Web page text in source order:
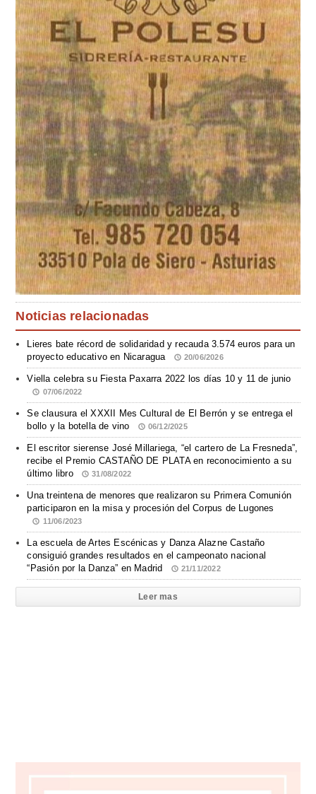
Noticias relacionadas
Lieres bate récord de solidaridad y recauda 3.574 euros para un
proyecto educativo en Nicaragua
20/06/2026
Viella celebra su Fiesta Paxarra 2022 los días 10 y 11 de junio
07/06/2022
Se clausura el XXXII Mes Cultural de El Berrón y se entrega el
bollo y la botella de vino
06/12/2025
El escritor sierense José Millariega, “el cartero de La Fresneda”,
recibe el Premio CASTAÑO DE PLATA en reconocimiento a su
último libro
31/08/2022
Una treintena de menores que realizaron su Primera Comunión
participaron en la misa y procesión del Corpus de Lugones
11/06/2023
La escuela de Artes Escénicas y Danza Alazne Castaño
consiguió grandes resultados en el campeonato nacional
“Pasión por la Danza” en Madrid
21/11/2022
Leer mas